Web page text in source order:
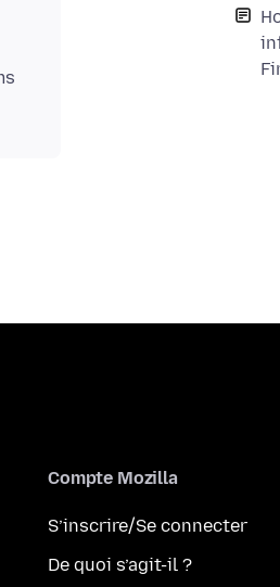
Compte Mozilla
S’inscrire/Se connecter
De quoi s’agit-il ?